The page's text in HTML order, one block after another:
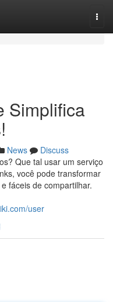
Simplifica
News
Discuss
Que tal usar um serviço
você pode transformar
fáceis de compartilhar.
user